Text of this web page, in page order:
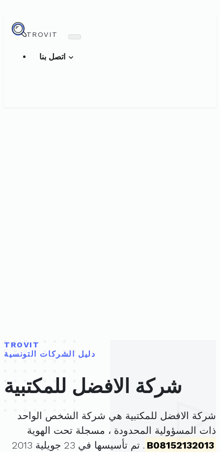
TROVIT
TROVIT
دليل الشركات التونسية
شركة الافضل للمكتبية
شركة الافضل للمكتبية هي شركة الشخص الواحد
ذات المسؤولية المحدودة ، مسجلة تحت الهوية
B08152132013
. تم تأسيسها في 23 جويلية 2013